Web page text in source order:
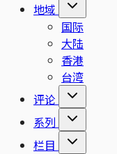
地域
国际
大陆
香港
台湾
评论
系列
栏目